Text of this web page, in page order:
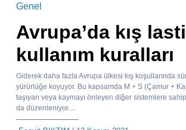
Genel
Avrupa’da kış
kullanım kuralları
Giderek daha fazla Avrupa ülkesi kış koşullarında
yürürlüğe koyuyor. Bu kapsamda M + S (Çamur +
taşıyan veya kaymayı önleyen diğer sistemlere sahip
da düzenleniyor....